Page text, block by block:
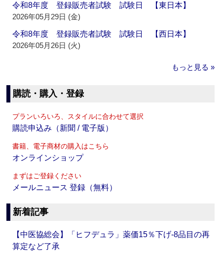
令和8年度 登録販売者試験 試験日 【東日本】
2026年05月29日 (金)
令和8年度 登録販売者試験 試験日 【西日本】
2026年05月26日 (火)
もっと見る »
購読・購入・登録
プランいろいろ、スタイルに合わせて選択
購読申込み（新聞 / 電子版）
書籍、電子商材の購入はこちら
オンラインショップ
まずはご登録ください
メールニュース 登録（無料）
新着記事
【中医協総会】「ヒフデュラ」薬価15％下げ‐8品目の再
算定など了承